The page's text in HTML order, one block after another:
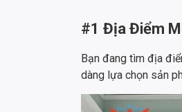
#1 Địa Điểm
Bạn đang tìm địa
dàng lựa chọn sản